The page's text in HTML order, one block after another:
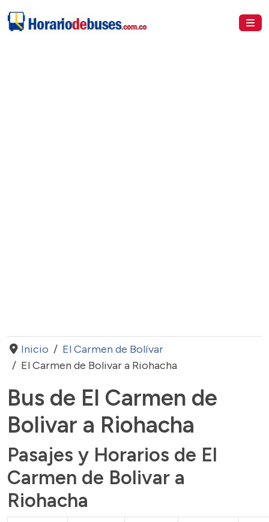
Inicio
El Carmen de Bolívar
El Carmen de Bolivar a Riohacha
Bus de El Carmen de
Bolivar a Riohacha
Pasajes y Horarios de El
Carmen de Bolivar a
Riohacha